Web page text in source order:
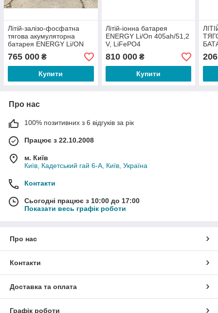
Літій-залізо-фосфатна
тягова акумуляторна
батарея ENERGY Li/ON
51.2V 405AH, LiFePO4
765 000 ₴
Купити
Літій-іонна батарея
ENERGY Li/On 405ah/51,2
V, LiFePO4
810 000₴
Купити
175
Про нас
100% позитивних з 6 відгуків за рік
Працює з 22.10.2008
м. Київ
Київ, Кадетський гай 6-А, Київ, Україна
Контакти
Сьогодні працює з 10:00 до 17:00
Показати весь графік роботи
Про нас
Контакти
Доставка та оплата
Графік роботи